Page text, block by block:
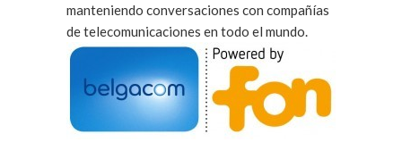
manteniendo conversaciones con compañías
de telecomunicaciones en todo el mundo.